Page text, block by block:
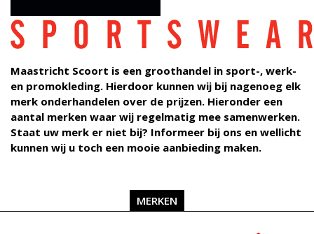
Maastricht Scoort is een groothandel in sport-, werk-
en promokleding. Hierdoor kunnen wij bij nagenoeg elk
merk onderhandelen over de prijzen. Hieronder een
aantal merken waar wij regelmatig mee samenwerken.
Staat uw merk er niet bij? Informeer bij ons en wellicht
kunnen wij u toch een mooie aanbieding maken.
MERKEN